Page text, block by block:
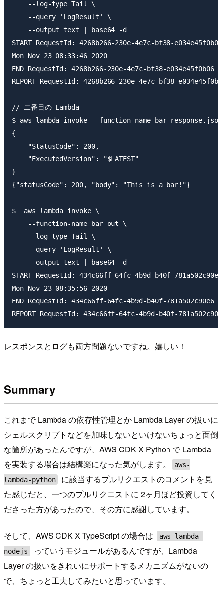
    --log-type Tail \
    --query 'LogResult' \
    --output text | base64 -d
START RequestId: 4268b266-230e-4e7c-bf38-
Mon Nov 23 08:33:46 2020
END RequestId: 4268b266-230e-4e7c-bf38-e034e45f0b06
REPORT RequestId: 4268b266-230e-4e7c-bf38-e034e45f0b06	Duration: 1.04 ms	Billed Duration: 100 ms	Memory Size: 128 MB	Max Memory Used: 51
// 二番目の Lambda
$ aws lambda invoke --function-name bar
{
    "StatusCode": 200,
    "ExecutedVersion": "$LATEST"
}
{"statusCode": 200, "body": "This is a bar!"}
$  aws lambda invoke \
    --function-name bar out \
    --log-type Tail \
    --query 'LogResult' \
    --output text | base64 -d
START RequestId: 434c66ff-64fc-4b9d-b40f-
Mon Nov 23 08:35:56 2020
END RequestId: 434c66ff-64fc-4b9d-b40f-781a502c90e6
レスポンスとログも両方問題ないですね。嬉しい！
Summary
これまで Lambda の依存性管理とか Lambda Layer の扱いに
シェルスクリプトなどを加味しないといけないちょっと面倒
な箇所があったんですが、AWS CDK X Python で Lambda
を実装する場合は結構楽になった気がします。
aws-
lambda-python
に該当するプルリクエストのコメントを見
た感じだと、一つのプルリクエストに 2ヶ月ほど投資してく
ださった方があったので、その方に感謝しています。
そして、AWS CDK X TypeScript の場合は
aws-lambda-
nodejs
っていうモジュールがあるんですが、Lambda
Layer の扱いをきれいにサポートするメカニズムがないの
で、ちょっと工夫してみたいと思っています。